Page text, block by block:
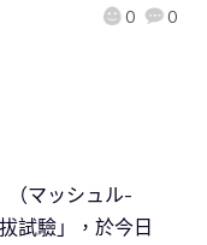
0 0
（マッシュル-
試驗」，於今日